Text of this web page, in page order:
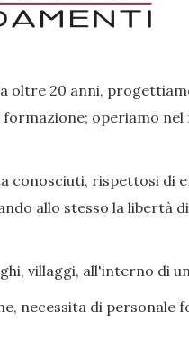
oltre 20 anni,
operiamo
conosciuti, rispettosi di
allo stesso la libertà
villaggi, all'interno di
necessita di personale